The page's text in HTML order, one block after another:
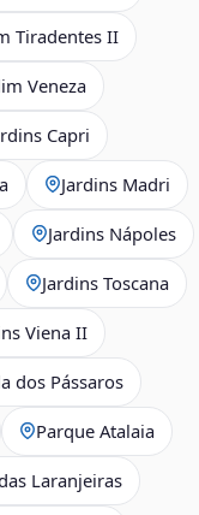
Tiradentes II
Veneza
Capri
Jardins Madri
Jardins Nápoles
Jardins Toscana
Viena II
dos Pássaros
Parque Atalaia
Laranjeiras